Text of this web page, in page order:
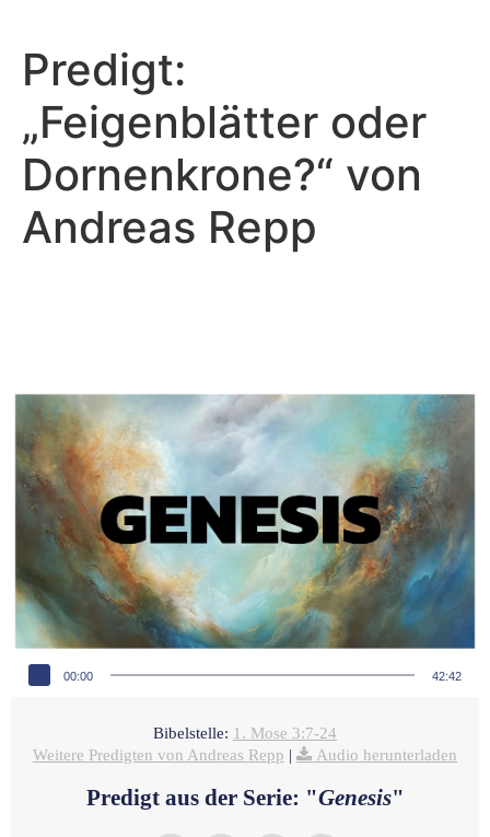
Predigt:
„Feigenblätter oder
Dornenkrone?“ von
Andreas Repp
Audio-Player
00:00 42:42
Bibelstelle: 1. Mose 3:7-24
Weitere Predigten von Andreas Repp | Audio herunterladen
Predigt aus der Serie: "Genesis"